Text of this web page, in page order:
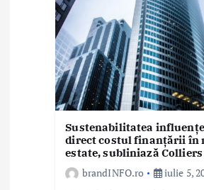
Sustenabilitatea
direct costul finanțării în
estate, subliniază Colliers
brandINFO.ro
iulie 5,